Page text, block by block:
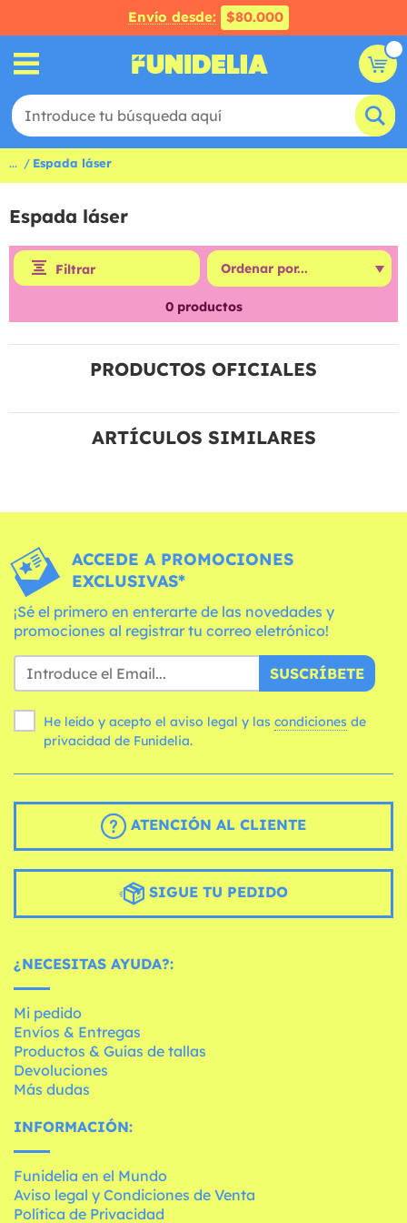
Envío desde: $80.000
... Espada láser
Espada láser
Filtrar
0productos
PRODUCTOS OFICIALES
ARTÍCULOS SIMILARES
ACCEDE A PROMOCIONES
EXCLUSIVAS*
¡Sé el primero en enterarte de las novedades y
promociones al registrar tu correo eletrónico!
SUSCRÍBETE
He leído y acepto el aviso legal y las condiciones
privacidad de Funidelia.
ATENCIÓN AL CLIENTE
SIGUE TU PEDIDO
¿NECESITAS AYUDA?:
Mi pedido
Envíos & Entregas
Productos & Guías de tallas
Devoluciones
Más dudas
INFORMACIÓN:
Funidelia en el Mundo
Aviso legal y Condiciones de Venta
Política de Privacidad